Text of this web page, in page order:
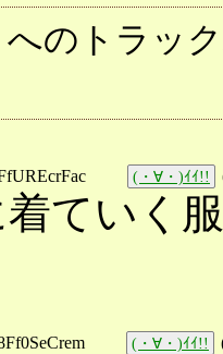
のトラッ
(・∀・)ｲｲ!!
ていく
(・∀・)ｲｲ!!